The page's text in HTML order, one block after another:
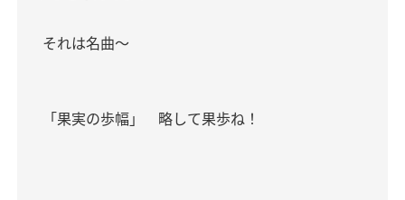
それは名曲〜
「果実の歩幅」 略して果歩ね！